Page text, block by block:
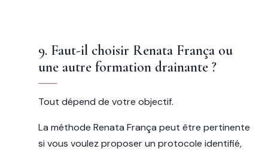
9. Faut-il choisir Renata França ou
une autre formation drainante ?
Tout dépend de votre objectif.
La méthode Renata França peut être pertinente
si vous voulez proposer un protocole identifié,